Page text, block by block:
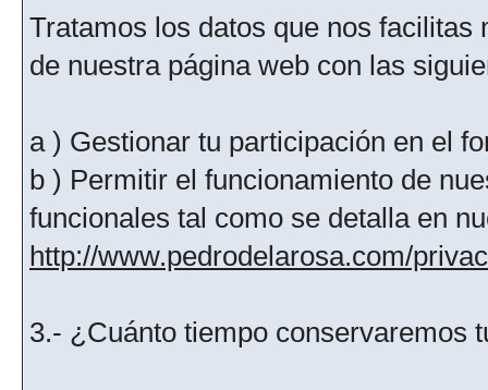
Tratamos los datos que nos
de nuestra página web con las
a ) Gestionar tu participación en el
b ) Permitir el funcionamiento de
funcionales tal como se detalla en
http://www.pedrodelarosa.com/
3.- ¿Cuánto tiempo conservaremos